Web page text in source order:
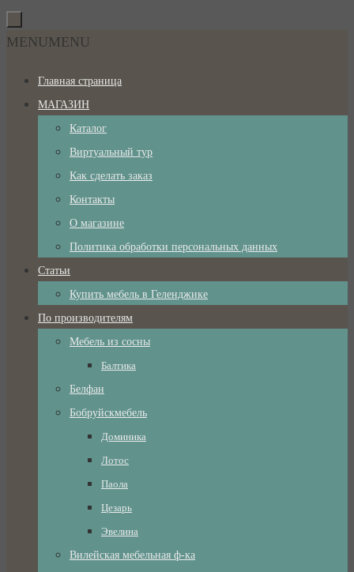
Перейти
к
Перейти
содержимому
MENUMENU
Главная страница
МАГАЗИН
Каталог
Виртуальный тур
Как сделать заказ
Контакты
О магазине
Политика обработки персональных данных
Статьи
Купить мебель в Геленджике
По производителям
Мебель из сосны
Балтика
Белфан
Бобруйскмебель
Доминика
Лотос
Паола
Цезарь
Эвелина
Вилейская мебельная ф-ка